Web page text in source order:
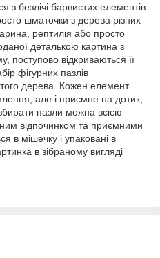
з безлічі барвистих елементів
шматочки з дерева різних
рептилія або просто
деталькою картина з
поступово відкриваються її
фігурних пазлів
дерева. Кожен елемент
але і приємне на дотик,
пазли можна всією
відпочинком та приємними
в мішечку і упаковані в
в зібраному вигляді